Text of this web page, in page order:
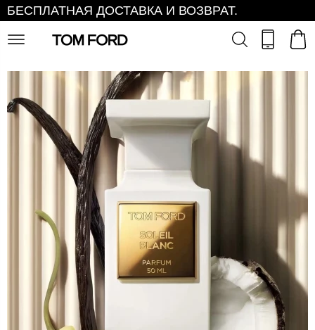
БЕСПЛАТНАЯ ДОСТАВКА И ВОЗВРАТ.